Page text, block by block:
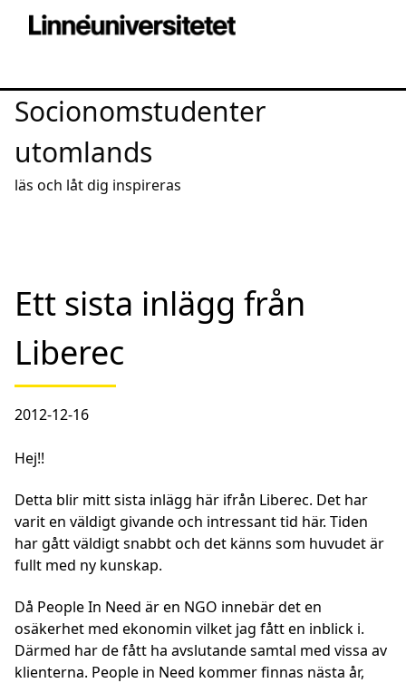
Socionomstudenter
utomlands
läs och låt dig inspireras
Ett sista inlägg från
Liberec
2012-12-16
Hej!!
Detta blir mitt sista inlägg här ifrån Liberec. Det har
varit en väldigt givande och intressant tid här. Tiden
har gått väldigt snabbt och det känns som huvudet är
fullt med ny kunskap.
Då People In Need är en NGO innebär det en
osäkerhet med ekonomin vilket jag fått en inblick i.
Därmed har de fått ha avslutande samtal med vissa av
klienterna. People in Need kommer finnas nästa år,